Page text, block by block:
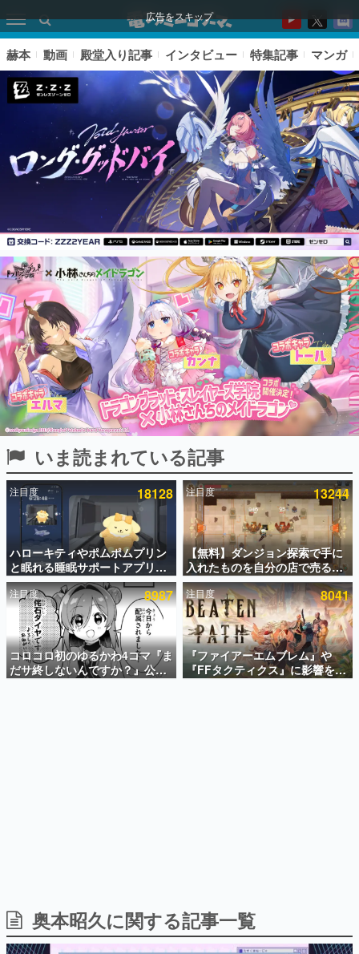
広告をスキップ
ピックアップ
電ファミのいま読まれている記事ランキング
アプリセール情報
インタビュー
連載・特集一覧
殿堂入り記事
SNS拡散数が数千以上！ ページビュー数万以上！ などな
ど。多くの人々に読まれた、電ファミ渾身の“殿堂入り”記
事をまとめました。
ゲームの企画書
名作ゲームクリエイターの方々に製作時のエピソードをお
聞きし、ヒットする企画（ゲーム）とは何か？を探ってい
きます。
赫本
この物語を解いてはいけない。『赫本』は、〈試験問題〉
の形をした短編ホラー小説集です。
新世代に訊く
これからのデジタルゲーム市場を担う若きクリエイター達
の姿を追い、彼らのルーツと情熱を探っていきます。
ゲーム開発者・hamatsu氏がゲームの魅力を画面や操作の
具体的な形から解き明かしていく、硬派で骨太な評論連載
です。
赫本 動画 殿堂入り記事 インタビュー 特集記事 マンガ
いま読まれている記事
注目度 18128
ハローキティやポムポムプリン
と眠れる睡眠サポートアプリ
『ゆめたび』が配信中。キャラ
ごとのASMRや目覚ましアラー
ムも搭載
注目度 13244
【無料】ダンジョン探索で手に
入れたものを自分の店で売るゲ
ーム『Moonlighter』がSteam
にて無料配布中！続編
『Moonlighter 2』の9月2日正
式リリースを記念したキャンペ
ーン
注目度 8987
コロコロ初のゆるかわ4コマ『ま
だサ終しないんですか？』公開
スタート。主人公は新入社員の
注目度 8041
『ファイアーエムブレム』や
『FFタクティクス』に影響を受
けた新作戦略RPG『Beaten
奥本昭久に関する記事一覧